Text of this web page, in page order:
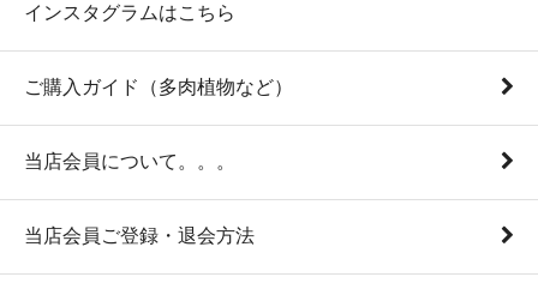
インスタグラムはこちら
ご購入ガイド（多肉植物など）
当店会員について。。。
当店会員ご登録・退会方法